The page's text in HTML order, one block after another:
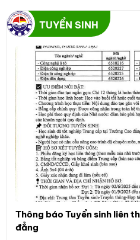
TUYỂN SINH
Thông báo Tuyển sinh liên
đẳng